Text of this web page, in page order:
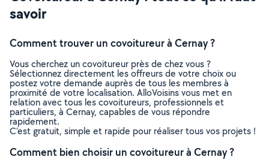
savoir
Comment trouver un covoitureur à Cernay ?
Vous cherchez un covoitureur près de chez vous ?
Sélectionnez directement les offreurs de votre choix ou
postez votre demande auprès de tous les membres à
proximité de votre localisation. AlloVoisins vous met en
relation avec tous les covoitureurs, professionnels et
particuliers, à Cernay, capables de vous répondre
rapidement.
C’est gratuit, simple et rapide pour réaliser tous vos projets !
Comment bien choisir un covoitureur à Cernay ?